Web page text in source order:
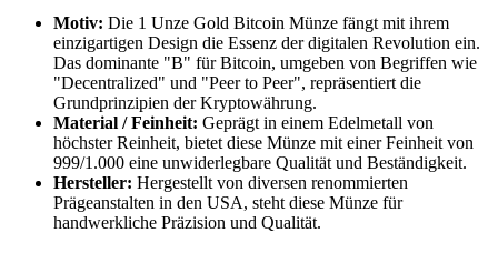
Motiv: Die 1 Unze Gold Bitcoin Münze fängt mit ihrem
einzigartigen Design die Essenz der digitalen Revolution ein.
Das dominante "B" für Bitcoin, umgeben von Begriffen wie
"Decentralized" und "Peer to Peer", repräsentiert die
Grundprinzipien der Kryptowährung.
Material / Feinheit: Geprägt in einem Edelmetall von
höchster Reinheit, bietet diese Münze mit einer Feinheit von
999/1.000 eine unwiderlegbare Qualität und Beständigkeit.
Hersteller: Hergestellt von diversen renommierten
Prägeanstalten in den USA, steht diese Münze für
handwerkliche Präzision und Qualität.